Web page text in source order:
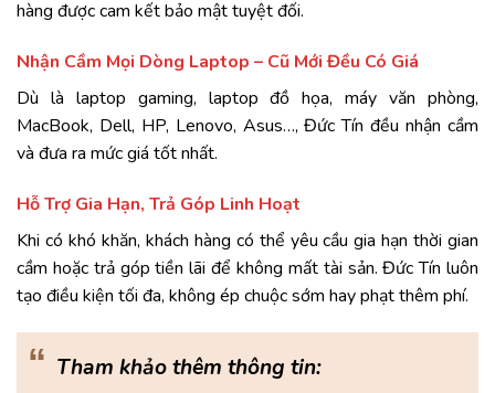
hàng đượccam kếtbảo mậttuyệtđối.
Nhận Cầm Mọi Dòng Laptop – Cũ MớiĐều Có Giá
Dù là laptop gaming, laptopđồhọa,máyvănphòng,
MacBook, Dell, HP, Lenovo, Asus…,ĐứcTínđềunhậncầm
và đưa ra mứcgiá tốtnhất.
HỗTrợ Gia Hạn, Trả Góp Linh Hoạt
Khi có khó khăn, khách hàng có thể yêucầugiahạnthờigian
cầm hoặc trả góptiềnlãiđểkhông mất tài sản.ĐứcTínluôn
tạo điều kiện tối đa, không ép chuộcsớm hayphạtthêm phí.
“ Tham khảo thêm thông tin: